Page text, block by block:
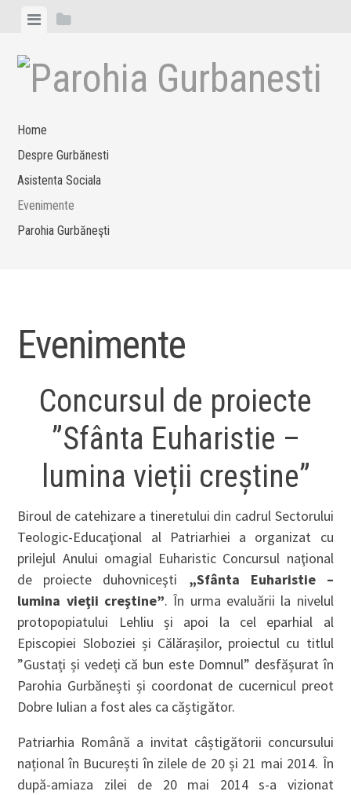
Skip to content
View menuView sidebar
Home
Despre Gurbănesti
Asistenta Sociala
Evenimente
Parohia Gurbăneşti
Evenimente
Concursul de proiecte
”Sfânta Euharistie –
lumina vieții creștine”
Biroul de catehizare a tineretului din cadrul Sectorului
Teologic-Educaţional al Patriarhiei a organizat cu
prilejul Anului omagial Euharistic Concursul naţional
de proiecte duhovniceşti „Sfânta Euharistie –
lumina vieţii creştine”. În urma evaluării la nivelul
protopopiatului Lehliu și apoi la cel eparhial al
Episcopiei Sloboziei și Călărașilor, proiectul cu titlul
”Gustați și vedeți că bun este Domnul” desfășurat în
Parohia Gurbănești și coordonat de cucernicul preot
Dobre Iulian a fost ales ca căștigător.
Patriarhia Română a invitat câștigătorii concursului
național în București în zilele de 20 și 21 mai 2014. În
după-amiaza zilei de 20 mai 2014 s-a vizionat